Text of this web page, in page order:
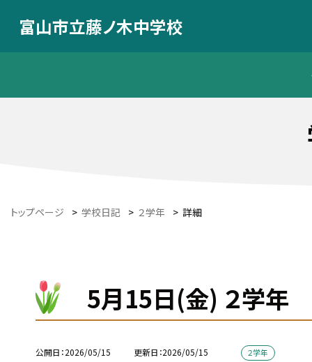
富山市立藤ノ木中学校
トップページ > 学校日記 > ２学年 > 詳細
5月15日(金) ２学年
公開日 2026/05/15 更新日 2026/05/15 ２学年